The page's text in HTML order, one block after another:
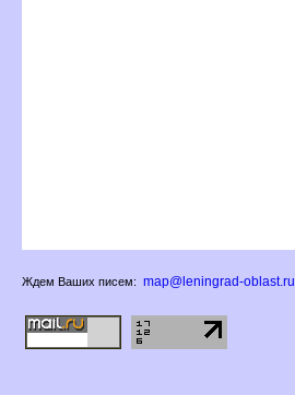
Ждем Ваших писем: map@leningrad-oblast.ru